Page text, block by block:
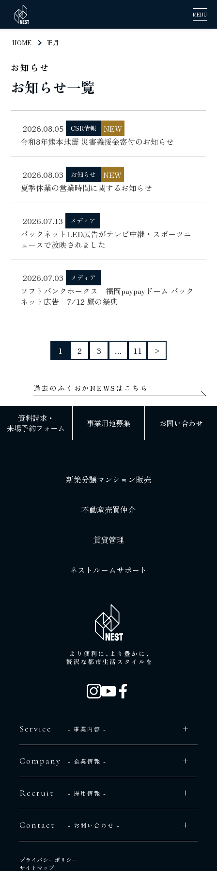
MENU
HOME 正月
お知らせ
お知らせ一覧
2026.08.05 CSR情報
NEW
令和8年熊本地震 災害義援金寄付のお知らせ
2026.08.03 お知らせ
NEW
夏季休業の営業時間に関するお知らせ
2026.07.13 メディア
バックネットLED広告がテレビ中継・スポーツニ
ュースで放映されました
2026.07.03 メディア
ソフトバンクホークス 福岡paypayドーム バック
ネット広告 7/12 鷹の祭典
1 2 3 … 11 >
過去のふくおかNEWSはこちら
資料請求・
来場予約フォーム
事業用地募集 お問い合わせ
新築分譲マンション販売
不動産売買仲介
賃貸管理
ネストルームサポート
Service - 事業内容 -
Company - 企業情報 -
Recruit - 採用情報 -
Contact - お問い合わせ -
プライバシーポリシー
サイトマップ